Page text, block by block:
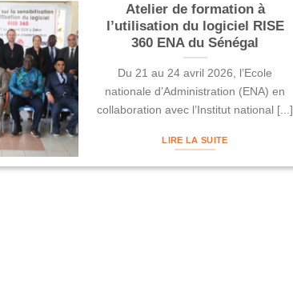
Atelier de formation à
l’utilisation du logiciel RISE
360 ENA du Sénégal
Du 21 au 24 avril 2026, l’Ecole
nationale d’Administration (ENA) en
collaboration avec l’Institut national [...]
LIRE LA SUITE